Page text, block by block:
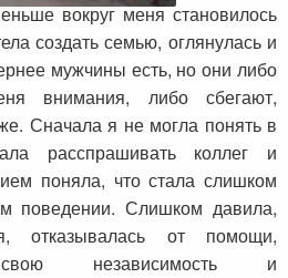
вокруг меня становилось
создать семью, оглянулась и
мужчины есть, но они либо
внимания, либо сбегают,
Сначала я не могла понять в
расспрашивать коллег и
поняла, что стала слишком
поведении. Слишком давила,
от помощи,
свою независимость и